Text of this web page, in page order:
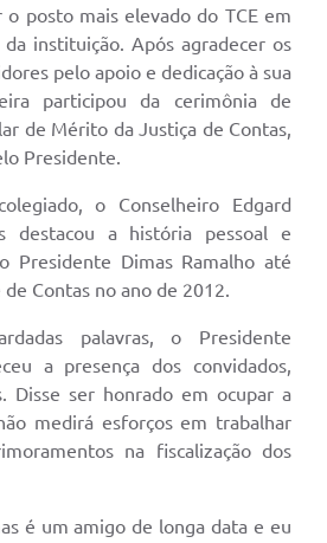
o posto mais elevado do TCE em
instituição. Após agradecer os
pelo apoio e dedicação à sua
participou da cerimônia de
de Mérito da Justiça de Contas,
Presidente.
o Conselheiro Edgard
destacou a história pessoal e
Presidente Dimas Ramalho até
de Contas no ano de 2012.
palavras, o Presidente
a presença dos convidados,
Disse ser honrado em ocupar a
medirá esforços em trabalhar
na fiscalização dos
é um amigo de longa data e eu